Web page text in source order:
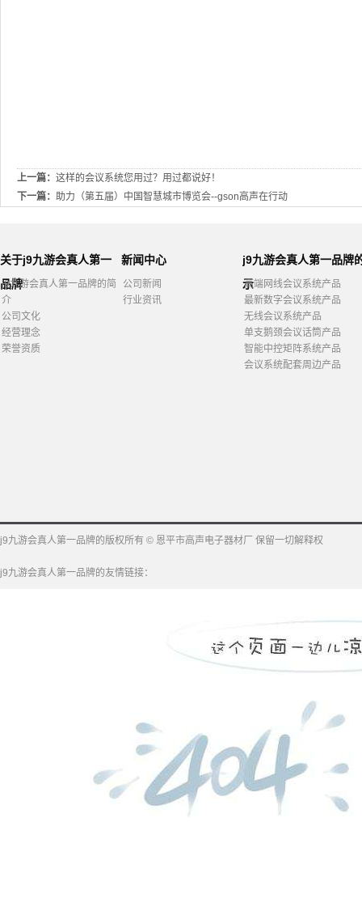
上一篇： 这样的会议系统您用过？用过都说好！
下一篇： 助力（第五届）中国智慧城市博览会--gson高声在行动
关于j9九游会真人第一
品牌
j9九游会真人第一品牌的简
介
公司文化
经营理念
荣誉资质
新闻中心
公司新闻
行业资讯
j9九游会真人第一品牌
示
高端网线会议系统产品
最新数字会议系统产品
无线会议系统产品
单支鹅颈会议话筒产品
智能中控矩阵系统产品
会议系统配套周边产品
j9九游会真人第一品牌的版权所有 © 恩平市高声电子器材厂 保留一切解释权
j9九游会真人第一品牌的友情链接：